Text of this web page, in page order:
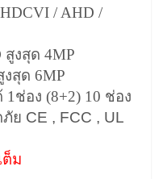
/ AHD /
งสุด 4MP
สุด 6MP
ช่อง (8+2) 10 ช่อง
ย CE , FCC , UL
ต็ม